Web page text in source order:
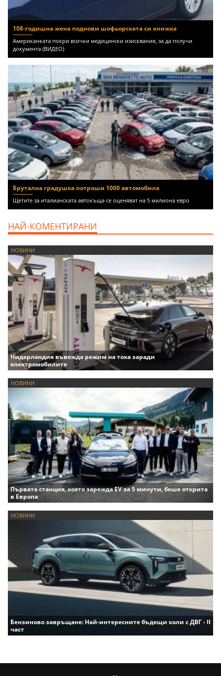
108-годишна жена поднови шофьорската си книжка
Американката покри всички медицински изисквания, за да получи
документа (ВИДЕО)
Брутална градушка потроши 1000 автомобила
Щетите за италианската автокъща се оценяват на 5 милиона евро
НАЙ-КОМЕНТИРАНИ
НОВИНИ
Нидерландия въвежда режим на тока заради
електромобилите
НОВИНИ
Първата станция, която зарежда EV за 5 минути, беше открита
в Европа
НОВИНИ
Бензиново завръщане: Най-интересните бъдещи коли с ДВГ - II
част